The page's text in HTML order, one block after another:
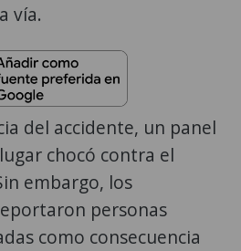
vía.
del accidente, un panel
chocó contra el
embargo, los
personas
como consecuencia